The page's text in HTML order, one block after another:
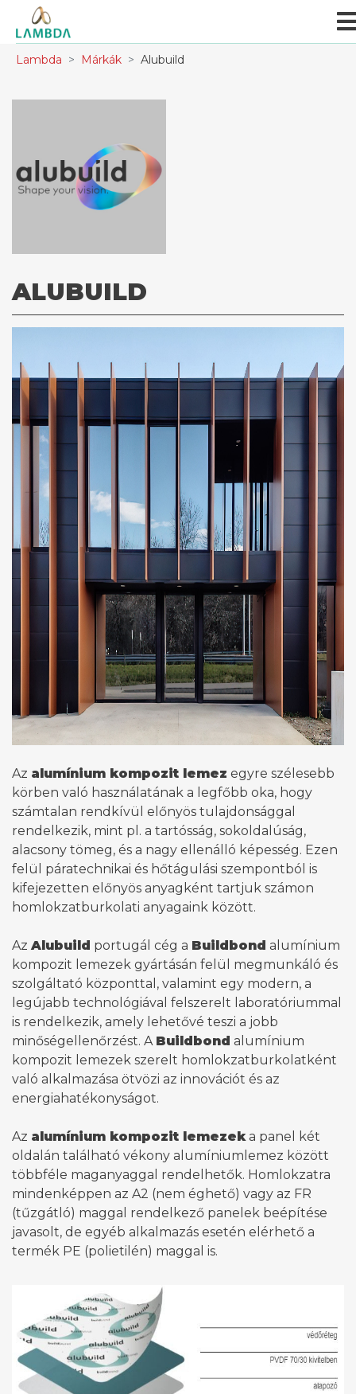
Lambda Márkák Alubuild
ALUBUILD
Az alumínium kompozit lemez egyre szélesebb
körben való használatának a legfőbb oka, hogy
számtalan rendkívül előnyös tulajdonsággal
rendelkezik, mint pl. a tartósság, sokoldalúság,
alacsony tömeg, és a nagy ellenálló képesség. Ezen
felül páratechnikai és hőtágulási szempontból is
kifejezetten előnyös anyagként tartjuk számon
homlokzatburkolati anyagaink között.
Az Alubuild portugál cég a Buildbond alumínium
kompozit lemezek gyártásán felül megmunkáló és
szolgáltató központtal, valamint egy modern, a
legújabb technológiával felszerelt laboratóriummal
is rendelkezik, amely lehetővé teszi a jobb
minőségellenőrzést. A Buildbond alumínium
kompozit lemezek szerelt homlokzatburkolatként
való alkalmazása ötvözi az innovációt és az
energiahatékonyságot.
Az alumínium kompozit lemezeka panel két
oldalán található vékony alumíniumlemez között
többféle maganyaggal rendelhetők. Homlokzatra
mindenképpen az A2 (nem éghető) vagy az FR
(tűzgátló) maggal rendelkező panelek beépítése
javasolt, de egyéb alkalmazás esetén elérhető a
termék PE (polietilén) maggal is.